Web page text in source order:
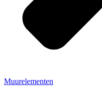
Muurelementen